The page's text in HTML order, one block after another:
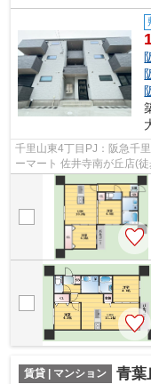
千里山東4丁目PJ：阪急千
ーマート 佐井寺南が丘店(
2026年築の物件となってお
賃貸 | マンション 青葉